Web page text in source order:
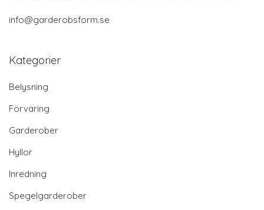
info@garderobsform.se
Kategorier
Belysning
Förvaring
Garderober
Hyllor
Inredning
Spegelgarderober